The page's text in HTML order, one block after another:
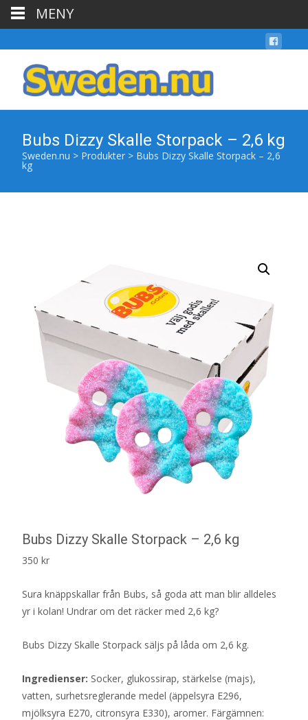
Bubs Dizzy Skalle Storpack – 2,6 kg
Sweden.nu > Produkter > Bubs Dizzy Skalle Storpack – 2,6
kg
Bubs Dizzy Skalle Storpack – 2,6 kg
350 kr
Sura knäppskallar från Bubs, så goda att man blir alldeles
yr i kolan! Undrar om det räcker med 2,6 kg?
Bubs Dizzy Skalle Storpack säljs på låda om 2,6 kg.
Ingredienser: Socker, glukossirap, stärkelse (majs),
vatten, surhetsreglerande medel (äppelsyra E296,
mjölksyra E270, citronsyra E330), aromer. Färgämnen:
MENY